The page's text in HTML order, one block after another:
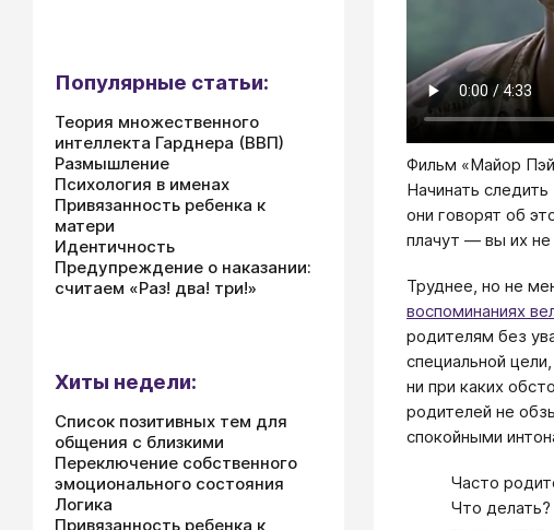
Фильм «Майор
Начинать
они говорят об
плачут — вы их не
Труднее, но не
воспоминаниях
родителям без
специальной
ни при каких
родителей не
спокойными
Часто
Что
Популярные статьи:
Теория множественного
интеллекта Гарднера (ВВП)
Размышление
Психология в именах
Привязанность ребенка к
матери
Идентичность
Предупреждение о наказании:
считаем «Раз! два! три!»
Хиты недели:
Список позитивных тем для
общения с близкими
Переключение собственного
эмоционального состояния
Логика
Привязанность ребенка к